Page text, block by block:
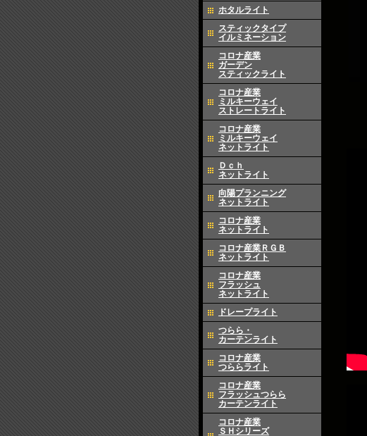
ホタルライト
スティックタイプ
イルミネーション
コロナ産業
ガーデン
スティックライト
コロナ産業
ミルキーウェイ
ストレートライト
コロナ産業
ミルキーウェイ
ネットライト
Ｄｃｈ
ネットライト
向陽プランニング
ネットライト
コロナ産業
ネットライト
コロナ産業ＲＧＢ
ネットライト
コロナ産業
フラッシュ
ネットライト
ドレープライト
つらら・
カーテンライト
コロナ産業
つららライト
コロナ産業
フラッシュつらら
カーテンライト
コロナ産業
ＳＨシリーズ